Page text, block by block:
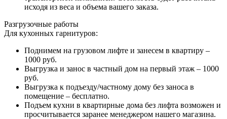
исходя из веса и объема вашего заказа.
Разгрузочные работы
Для кухонных гарнитуров:
Поднимем на грузовом лифте и занесем в квартиру –
1000 руб.
Выгрузка и занос в частный дом на первый этаж – 1000
руб.
Выгрузка к подъезду/частному дому без заноса в
помещение – бесплатно.
Подъем кухни в квартирные дома без лифта возможен и
просчитывается заранее менеджером нашего магазина.